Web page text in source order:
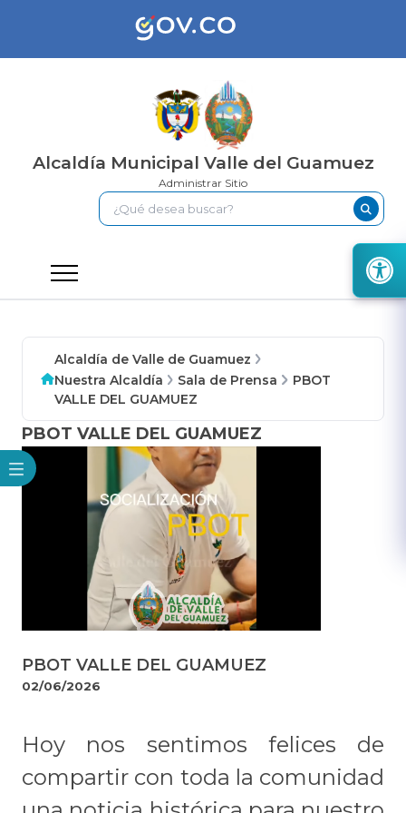
Alcaldía Municipal Valle del Guamuez
Administrar Sitio
Alcaldía de Valle de Guamuez
Nuestra Alcaldía
Sala de Prensa
PBOT
VALLE DEL GUAMUEZ
PBOT VALLE DEL GUAMUEZ
PBOT VALLE DEL GUAMUEZ
02/06/2026
Hoy nos sentimos felices de
compartir con toda la comunidad